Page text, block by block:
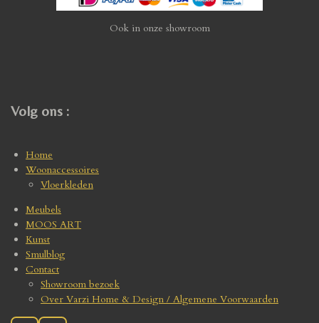
Ook in onze showroom
Volg ons :
Home
Woonaccessoires
Vloerkleden
Meubels
MOOS ART
Kunst
Smulblog
Contact
Showroom bezoek
Over Varzi Home & Design / Algemene Voorwaarden